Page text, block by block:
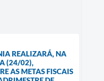
REALIZARÁ, NA
(24/02),
AS METAS FISCAIS